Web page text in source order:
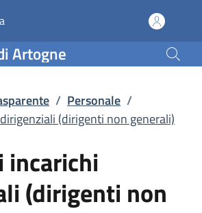
incarichi
(apre in un'altra scheda).
Artogne
/ Personale /
(dirigenti non generali)
(dirigenti non